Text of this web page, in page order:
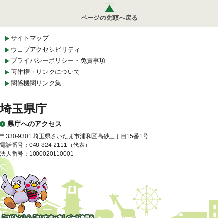
ページの先頭へ戻る
サイトマップ
ウェブアクセシビリティ
プライバシーポリシー・免責事項
著作権・リンクについて
関係機関リンク集
埼玉県庁
県庁へのアクセス
〒330-9301 埼玉県さいたま市浦和区高砂三丁目15番1号
電話番号：048-824-2111（代表）
法人番号：1000020110001